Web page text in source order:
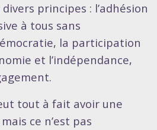
principes : l’adhésion
à tous sans
la participation
et l’indépendance,
tout à fait avoir une
ce n’est pas